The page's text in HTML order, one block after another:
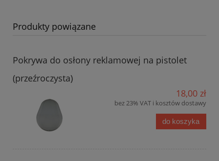
Produkty powiązane
Pokrywa do osłony reklamowej na pistolet
(przeźroczysta)
18,00 zł
bez 23% VAT i kosztów dostawy
do koszyka